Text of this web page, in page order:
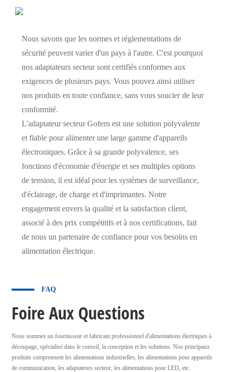
Nous savons que les normes et réglementations de
sécurité peuvent varier d'un pays à l'autre. C'est pourquoi
nos adaptateurs secteur sont certifiés conformes aux
exigences de plusieurs pays. Vous pouvez ainsi utiliser
nos produits en toute confiance, sans vous soucier de leur
conformité.
L'adaptateur secteur Gofern est une solution polyvalente
et fiable pour alimenter une large gamme d'appareils
électroniques. Grâce à sa grande polyvalence, ses
fonctions d'économie d'énergie et ses multiples options
de tension, il est idéal pour les systèmes de surveillance,
d'éclairage, de charge et d'imprimantes. Notre
engagement envers la qualité et la satisfaction client,
associé à des prix compétitifs et à nos certifications, fait
de nous un partenaire de confiance pour vos besoins en
alimentation électrique.
FAQ
Foire Aux Questions
Nous sommes un fournisseur et fabricant professionnel d'alimentations électriques à
découpage, spécialisé dans le conseil, la conception et les solutions. Nos principaux
produits comprennent les alimentations industrielles, les alimentations pour appareils
de communication, les adaptateurs secteur, les alimentations pour LED, etc.